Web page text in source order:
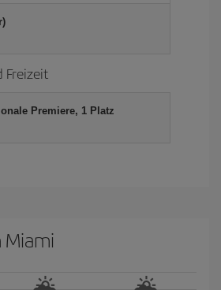
Freizeit
Premiere, 1 Platz
Miami